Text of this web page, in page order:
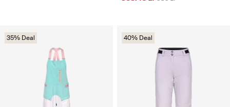
35% Deal 40% Deal